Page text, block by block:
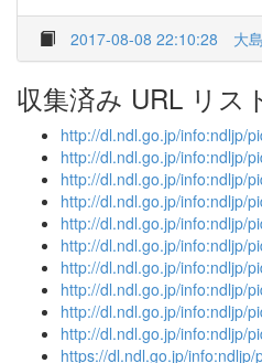
2017-08-08 22:10:28 大
収集済み URL リス
http://dl.ndl.go.jp/info:ndljp/
http://dl.ndl.go.jp/info:ndljp/
http://dl.ndl.go.jp/info:ndljp/
http://dl.ndl.go.jp/info:ndljp/
http://dl.ndl.go.jp/info:ndljp/
http://dl.ndl.go.jp/info:ndljp/
http://dl.ndl.go.jp/info:ndljp/
http://dl.ndl.go.jp/info:ndljp/
http://dl.ndl.go.jp/info:ndljp/
http://dl.ndl.go.jp/info:ndljp/
https://dl.ndl.go.jp/